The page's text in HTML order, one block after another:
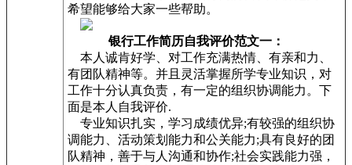
希望能够给大家一些帮助。
银行工作简历自我评价范文一：
本人诚肯好学、对工作充满热情、有亲和力、
有团队精神等。并且灵活掌握所学专业知识，对
工作十分认真负责，有一定的组织协调能力。下
面是本人自我评价.
专业知识扎实，学习成绩优异;有较强的组织协
调能力、活动策划能力和公关能力;具有良好的团
队精神，善于与人沟通和协作;社会实践能力强，